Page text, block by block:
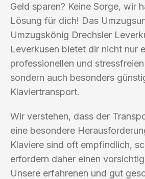
Geld sparen? Keine Sorge, wir
Lösung für dich! Das
Umzugskönig Drechsler
Leverkusen bietet dir nicht nur
professionellen und
sondern auch besonders
Klaviertransport.
Wir verstehen, dass der
eine besondere
Klaviere sind oft empfindlich,
erfordern daher einen
Unsere erfahrenen und gut